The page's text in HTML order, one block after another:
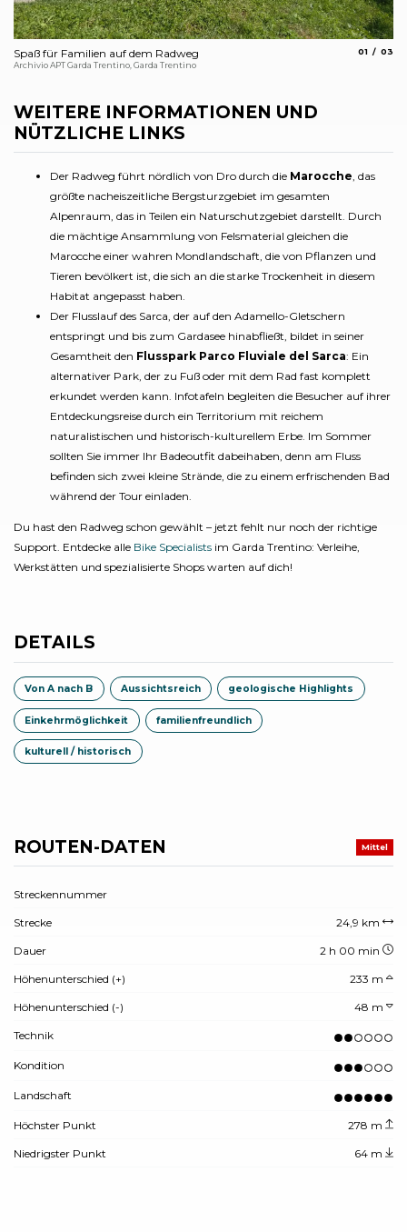
Spaß für Familien auf dem Radweg
Archivio APT Garda Trentino, Garda Trentino
01 03
WEITERE INFORMATIONEN UND
NÜTZLICHE LINKS
Der Radweg führt nördlich von Dro durch die Marocche, das
größte nacheiszeitliche Bergsturzgebiet im gesamten
Alpenraum, das in Teilen ein Naturschutzgebiet darstellt. Durch
die mächtige Ansammlung von Felsmaterial gleichen die
Marocche einer wahren Mondlandschaft, die von Pflanzen und
Tieren bevölkert ist, die sich an die starke Trockenheit in diesem
Habitat angepasst haben.
Der Flusslauf des Sarca, der auf den Adamello-Gletschern
entspringt und bis zum Gardasee hinabfließt, bildet in seiner
Gesamtheit den Flusspark Parco Fluviale del Sarca: Ein
alternativer Park, der zu Fuß oder mit dem Rad fast komplett
erkundet werden kann. Infotafeln begleiten die Besucher auf ihrer
Entdeckungsreise durch ein Territorium mit reichem
naturalistischen und historisch-kulturellem Erbe. Im Sommer
sollten Sie immer Ihr Badeoutfit dabeihaben, denn am Fluss
befinden sich zwei kleine Strände, die zu einem erfrischenden Bad
während der Tour einladen.
Du hast den Radweg schon gewählt – jetzt fehlt nur noch der richtige
Support. Entdecke alle Bike Specialists im Garda Trentino: Verleihe,
Werkstätten und spezialisierte Shops warten auf dich!
DETAILS
Von A nach B Aussichtsreich geologische Highlights
Einkehrmöglichkeit familienfreundlich
kulturell / historisch
ROUTEN-DATEN Mittel
Streckennummer
Strecke 24,9 km
Dauer 2 h 00 min
Höhenunterschied (+) 233 m
Höhenunterschied (-) 48 m
Technik
Kondition
Landschaft
Höchster Punkt 278 m
Niedrigster Punkt 64 m